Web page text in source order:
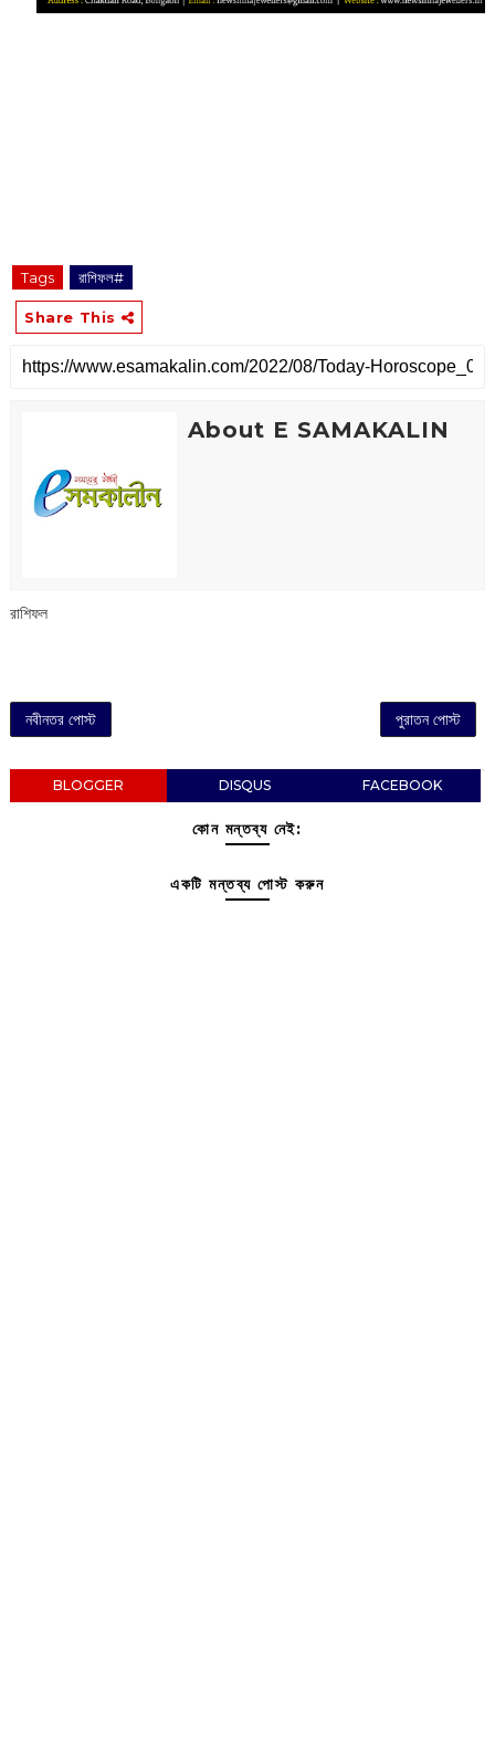
Tags রাশিফল#
Share This
About E SAMAKALIN
রাশিফল
নবীনতর পোস্ট পুরাতন পোস্ট
BLOGGER DISQUS FACEBOOK
কোন মন্তব্য নেই:
একটি মন্তব্য পোস্ট করুন